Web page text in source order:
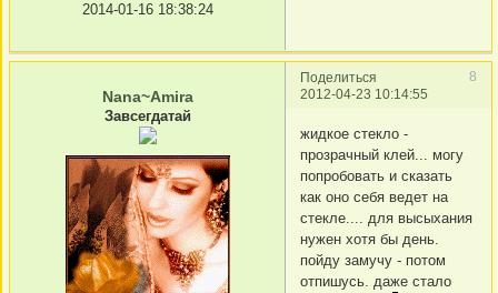
2014-01-16 18:38:24
Поделиться
8
2012-04-23 10:14:55
Nana~Amira
Завсегдатай
жидкое стекло -
прозрачный клей... могу
попробовать и сказать
как оно себя ведет на
стекле.... для высыхания
нужен хотя бы день.
пойду замучу - потом
отпишусь. даже стало